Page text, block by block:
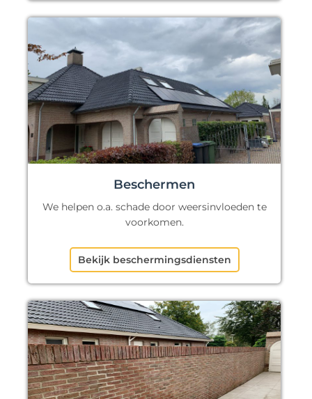
Beschermen
We helpen o.a. schade door weersinvloeden te
voorkomen.
Bekijk beschermingsdiensten